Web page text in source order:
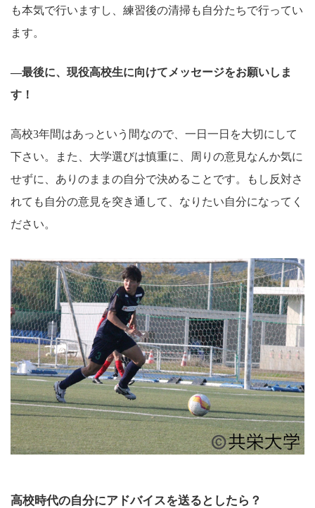
も本気で行いますし、練習後の清掃も自分たちで行ってい
ます。
―最後に、現役高校生に向けてメッセージをお願いしま
す！
高校3年間はあっという間なので、一日一日を大切にして
下さい。また、大学選びは慎重に、周りの意見なんか気に
せずに、ありのままの自分で決めることです。もし反対さ
れても自分の意見を突き通して、なりたい自分になってく
ださい。
高校時代の自分にアドバイスを送るとしたら？